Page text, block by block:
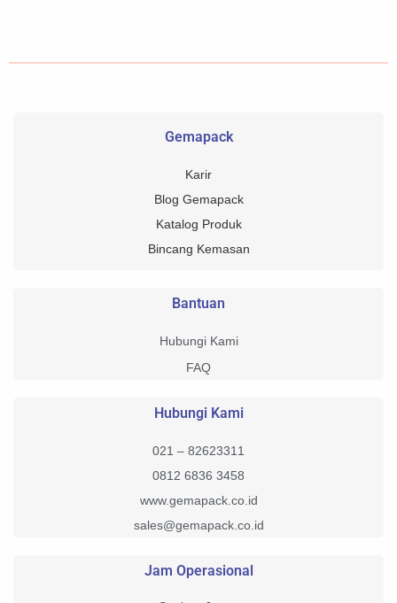
Gemapack
Karir
Blog Gemapack
Katalog Produk
Bincang Kemasan
Bantuan
Hubungi Kami
FAQ
Hubungi Kami
021 – 82623311
0812 6836 3458
www.gemapack.co.id
sales@gemapack.co.id
Jam Operasional